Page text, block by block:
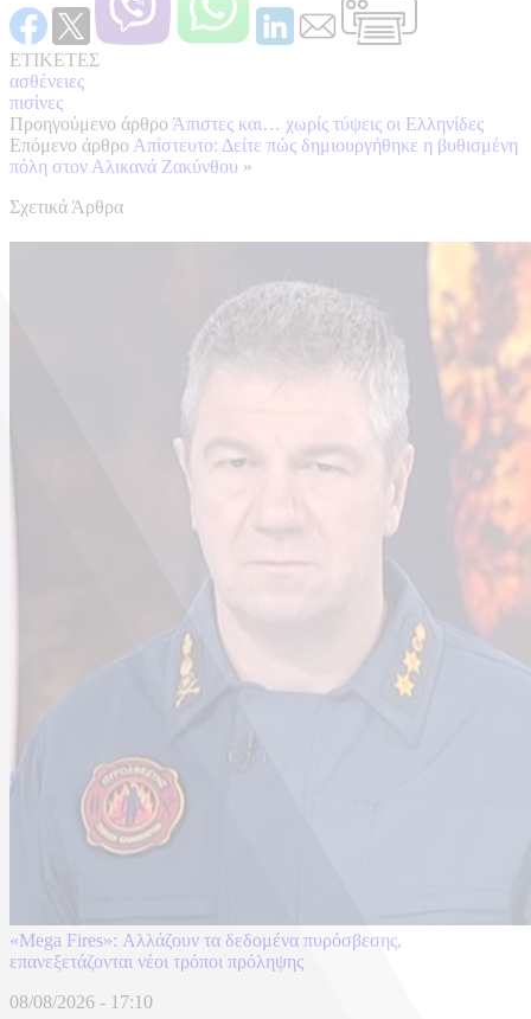
ΕΤΙΚΕΤΕΣ
ασθένειες
πισίνες
Προηγούμενο άρθρο Άπιστες και… χωρίς τύψεις οι Ελληνίδες
Επόμενο άρθρο Απίστευτο: Δείτε πώς δημιουργήθηκε η βυθισμένη
πόλη στον Αλικανά Ζακύνθου »
Σχετικά Άρθρα
«Mega Fires»: Αλλάζουν τα δεδομένα πυρόσβεσης,
επανεξετάζονται νέοι τρόποι πρόληψης
08/08/2026 - 17:10